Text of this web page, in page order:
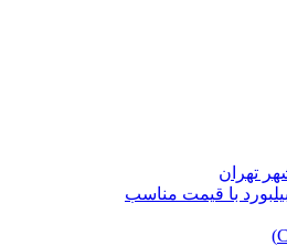
تهران
بیلبورد با قیمت مناسب